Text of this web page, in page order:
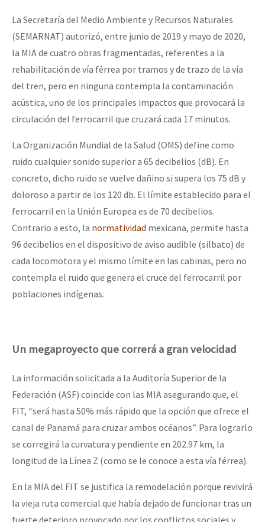
La Secretaría del Medio Ambiente y Recursos Naturales
(SEMARNAT) autorizó, entre junio de 2019 y mayo de 2020,
la MIA de cuatro obras fragmentadas, referentes a la
rehabilitación de vía férrea por tramos y de trazo de la vía
del tren, pero en ninguna contempla la contaminación
acústica, uno de los principales impactos que provocará la
circulación del ferrocarril que cruzará cada 17 minutos.
La Organización Mundial de la Salud (OMS) define como
ruido cualquier sonido superior a 65 decibelios (dB). En
concreto, dicho ruido se vuelve dañino si supera los 75 dB y
doloroso a partir de los 120 db. El límite establecido para el
ferrocarril en la Unión Europea es de 70 decibelios.
Contrario a esto, la normatividad mexicana, permite hasta
96 decibelios en el dispositivo de aviso audible (silbato) de
cada locomotora y el mismo límite en las cabinas, pero no
contempla el ruido que genera el cruce del ferrocarril por
poblaciones indígenas.
Un megaproyecto que correrá a gran velocidad
La información solicitada a la Auditoría Superior de la
Federación (ASF) coincide con las MIA asegurando que, el
FIT, “será hasta 50% más rápido que la opción que ofrece el
canal de Panamá para cruzar ambos océanos”. Para lograrlo
se corregirá la curvatura y pendiente en 202.97 km, la
longitud de la Línea Z (como se le conoce a esta vía férrea).
En la MIA del FIT se justifica la remodelación porque revivirá
la vieja ruta comercial que había dejado de funcionar tras un